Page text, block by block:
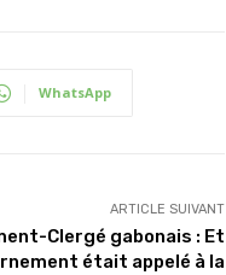
WhatsApp
ARTICLE SUIVANT
Clergé gabonais : Et
était appelé à la